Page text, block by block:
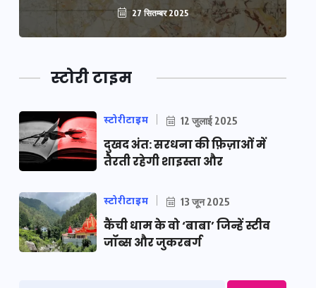
27 सितम्बर 2025
स्टोरी टाइम
स्टोरीटाइम 12 जुलाई 2025
दुखद अंत: सरधना की फ़िज़ाओं में
तैरती रहेगी शाइस्ता और
स्टोरीटाइम 13 जून 2025
कैंची धाम के वो ‘बाबा’ जिन्हें स्टीव
जॉब्स और जुकरबर्ग